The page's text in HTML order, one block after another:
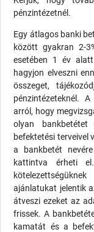
pénzintézetnél.
Egy átlagos banki
között gyakran 2-
esetében 1 év
hagyjon elveszni
összeget,
pénzintézeteknél.
arról, hogy
olyan
befektetési terveivel
a bankbetét
kattintva érheti
ajánlatukat jelentik
átveszi ezeket az
frissek. A
kamatát és a